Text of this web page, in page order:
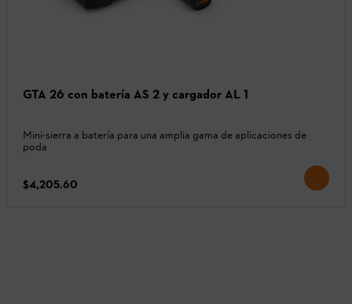
GTA 26 con batería AS 2 y cargador AL 1
Mini-sierra a batería para una amplia gama de aplicaciones de
poda
$4,205.60